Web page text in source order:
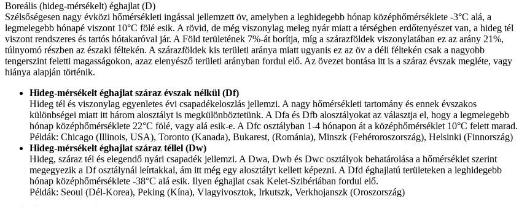
Boreális (hideg-mérsékelt) éghajlat (D)
Szélsőségesen nagy évközi hőmérsékleti ingással jellemzett öv, amelyben a leghidegebb hónap középhőmérséklete -3°C alá, a
legmelegebb hónapé viszont 10°C fölé esik. A rövid, de még viszonylag meleg nyár miatt a térségben erdőtenyészet van, a hideg tél
viszont rendszeres és tartós hótakaróval jár. A Föld területének 7%-át borítja, míg a szárazföldek viszonylatában ez az arány 21%,
túlnyomó részben az északi féltekén. A szárazföldek kis területi aránya miatt ugyanis ez az öv a déli féltekén csak a nagyobb
tengerszint feletti magasságokon, azaz elenyésző területi arányban fordul elő. Az övezet bontása itt is a száraz évszak megléte, vagy
hiánya alapján történik.
Hideg-mérsékelt éghajlat száraz évszak nélkül (Df)
Hideg tél és viszonylag egyenletes évi csapadékeloszlás jellemzi. A nagy hőmérsékleti tartomány és ennek évszakos
különbségei miatt itt három alosztályt is megkülönböztetünk. A Dfa és Dfb alosztályokat az választja el, hogy a legmelegebb
hónap középhőmérséklete 22°C fölé, vagy alá esik-e. A Dfc osztályban 1-4 hónapon át a középhőmérséklet 10°C felett marad.
Példák: Chicago (Illinois, USA), Toronto (Kanada), Bukarest, (Románia), Minszk (Fehéroroszország), Helsinki (Finnország)
Hideg-mérsékelt éghajlat száraz téllel (Dw)
Hideg, száraz tél és elegendő nyári csapadék jellemzi. A Dwa, Dwb és Dwc osztályok behatárolása a hőmérséklet szerint
megegyezik a Df osztálynál leírtakkal, ám itt még egy alosztályt kellett képezni. A Dfd éghajlatú területeken a leghidegebb
hónap középhőmérséklete -38°C alá esik. Ilyen éghajlat csak Kelet-Szibériában fordul elő.
Példák: Seoul (Dél-Korea), Peking (Kína), Vlagyivosztok, Irkutszk, Verkhojanszk (Oroszország)